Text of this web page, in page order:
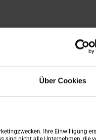
Über Cookies
Ihre Einwilligung